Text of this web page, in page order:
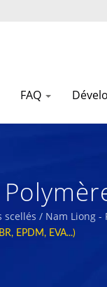
FAQ
Liong
/ Nam Liong
EPDM, EVA...)